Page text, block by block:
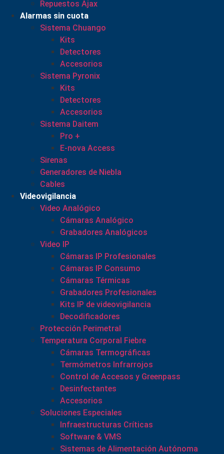
Repuestos Ajax
Alarmas sin cuota
Sistema Chuango
Kits
Detectores
Accesorios
Sistema Pyronix
Kits
Detectores
Accesorios
Sistema Daitem
Pro +
E-nova Access
Sirenas
Generadores de Niebla
Cables
Videovigilancia
Video Analógico
Cámaras Analógico
Grabadores Analógicos
Video IP
Cámaras IP Profesionales
Cámaras IP Consumo
Cámaras Térmicas
Grabadores Profesionales
Kits IP de videovigilancia
Decodificadores
Protección Perimetral
Temperatura Corporal Fiebre
Cámaras Termográficas
Termómetros Infrarrojos
Control de Accesos y Greenpass
Desinfectantes
Accesorios
Soluciones Especiales
Infraestructuras Críticas
Software & VMS
Sistemas de Alimentación Autónoma